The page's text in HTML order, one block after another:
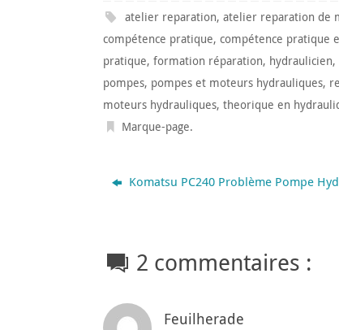
atelier reparation,atelier reparation de
compétence pratique, compétence pratique
pratique, formation réparation, hydraulicien,
pompes, pompes et moteurs hydrauliques,
moteurs hydrauliques, theorique en
Marque-page.
Komatsu PC240 Problème Pompe
2 commentaires :
Feuilherade